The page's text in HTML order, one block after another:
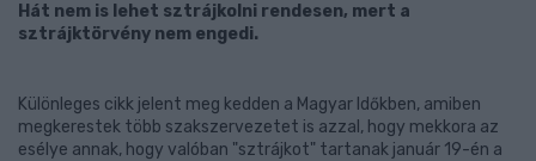
Hát nem is lehet sztrájkolni rendesen, mert a
sztrájktörvény nem engedi.
Különleges cikk jelent meg kedden a Magyar Időkben, amiben
megkerestek több szakszervezetet is azzal, hogy mekkora az
esélye annak, hogy valóban "sztrájkot" tartanak január 19-én a